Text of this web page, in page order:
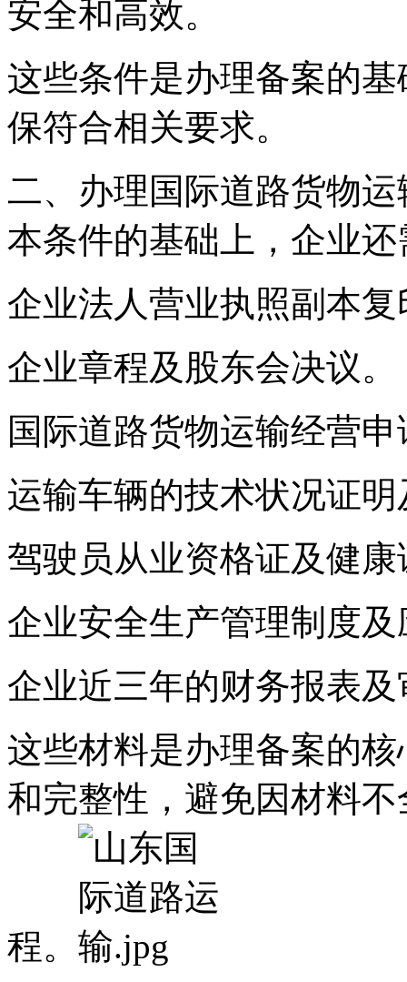
安全和高效。
这些条件是办理备案的
保符合相关要求。
二、办理国际道路货物
本条件的基础上，企业
企业法人营业执照副本复
企业章程及股东会决议。
国际道路货物运输经营
运输车辆的技术状况证
驾驶员从业资格证及健康
企业安全生产管理制度
企业近三年的财务报表
这些材料是办理备案的
和完整性，避免因材料
程。